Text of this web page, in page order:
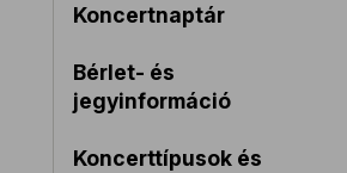
Koncertnaptár
Bérlet- és
jegyinformáció
Koncerttípusok és